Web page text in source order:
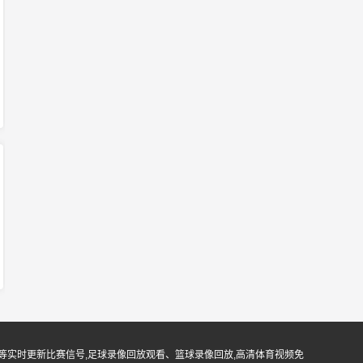
时更新比赛信号,足球录像回放观看、篮球录像回放,高清体育视频免